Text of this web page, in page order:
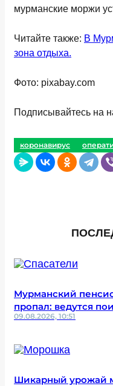
мурманские моржи
Читайте также: В
зона отдыха.
Фото: pixabay.com
Подписывайтесь на
коронавирус
Мурманский
пропал: ведутся
09.08.2026, 10:51
Шикарный урожай